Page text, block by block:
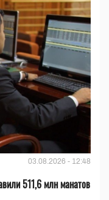
03.08.2026 - 12:48
511,6 млн манатов